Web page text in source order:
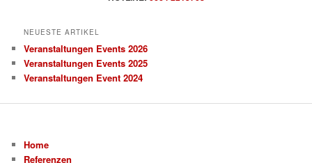
NEUESTE ARTIKEL
Veranstaltungen Events 2026
Veranstaltungen Events 2025
Veranstaltungen Event 2024
Home
Referenzen